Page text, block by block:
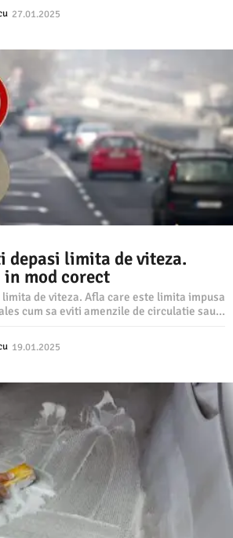
27.01.2025
0
2
5
depasi limita de viteza.
mod corect
de viteza. Afla care este limita impusa
cum sa eviti amenzile de circulatie sau...
19.01.2025
1
.
2
0